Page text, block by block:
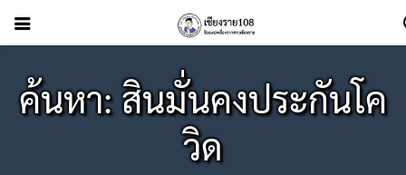
ค้นหา: สินมั่นคงประกันโค
วิด